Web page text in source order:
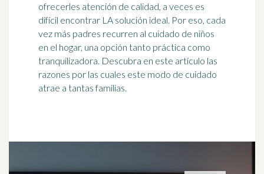
ofrecerles atención de calidad, a veces es
difícil encontrar LA solución ideal. Por eso, cada
vez más padres recurren al cuidado de niños
en el hogar, una opción tanto práctica como
tranquilizadora. Descubra en este artículo las
razones por las cuales este modo de cuidado
atrae a tantas familias.